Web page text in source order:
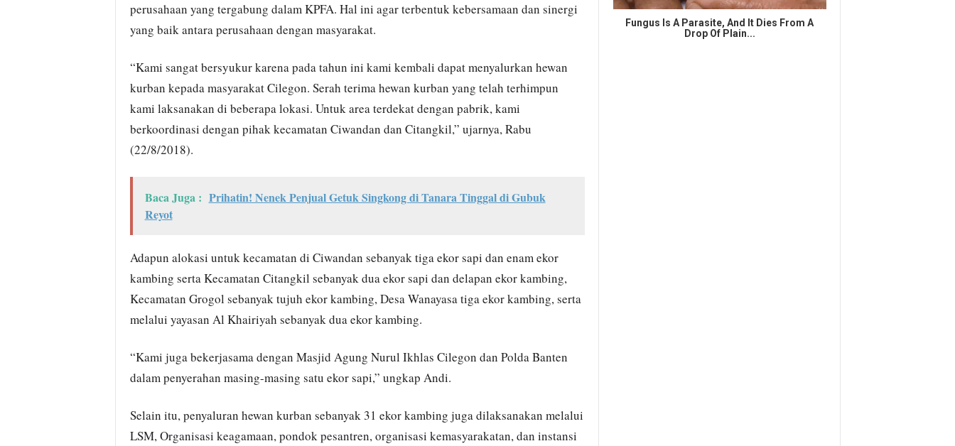
perusahaan yang tergabung dalam KPFA. Hal ini agar terbentuk kebersamaan dan sinergi
yang baik antara perusahaan dengan masyarakat.
“Kami sangat bersyukur karena pada tahun ini kami kembali dapat menyalurkan hewan
kurban kepada masyarakat Cilegon. Serah terima hewan kurban yang telah terhimpun
kami laksanakan di beberapa lokasi. Untuk area terdekat dengan pabrik, kami
berkoordinasi dengan pihak kecamatan Ciwandan dan Citangkil,” ujarnya, Rabu
(22/8/2018).
Baca Juga : Prihatin! Nenek Penjual Getuk Singkong di Tanara Tinggal di Gubuk
Reyot
Adapun alokasi untuk kecamatan di Ciwandan sebanyak tiga ekor sapi dan enam ekor
kambing serta Kecamatan Citangkil sebanyak dua ekor sapi dan delapan ekor kambing,
Kecamatan Grogol sebanyak tujuh ekor kambing, Desa Wanayasa tiga ekor kambing, serta
melalui yayasan Al Khairiyah sebanyak dua ekor kambing.
“Kami juga bekerjasama dengan Masjid Agung Nurul Ikhlas Cilegon dan Polda Banten
dalam penyerahan masing-masing satu ekor sapi,” ungkap Andi.
Selain itu, penyaluran hewan kurban sebanyak 31 ekor kambing juga dilaksanakan melalui
LSM, Organisasi keagamaan, pondok pesantren, organisasi kemasyarakatan, dan instansi
Fungus Is A Parasite, And It Dies From A
Drop Of Plain...